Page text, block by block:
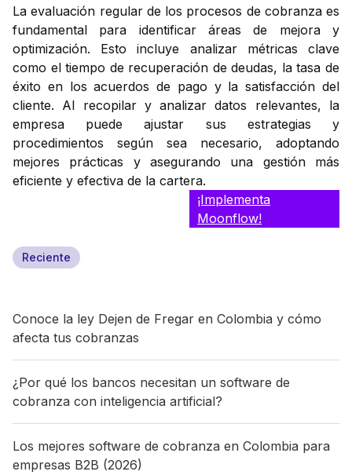
La evaluación regular de los procesos de cobranza es
fundamental para identificar áreas de mejora y
optimización. Esto incluye analizar métricas clave
como el tiempo de recuperación de deudas, la tasa de
éxito en los acuerdos de pago y la satisfacción del
cliente. Al recopilar y analizar datos relevantes, la
empresa puede ajustar sus estrategias y
procedimientos según sea necesario, adoptando
mejores prácticas y asegurando una gestión más
eficiente y efectiva de la cartera.
¡Implementa
Moonflow!
Reciente
Conoce la ley Dejen de Fregar en Colombia y cómo
afecta tus cobranzas
¿Por qué los bancos necesitan un software de
cobranza con inteligencia artificial?
Los mejores software de cobranza en Colombia para
empresas B2B (2026)